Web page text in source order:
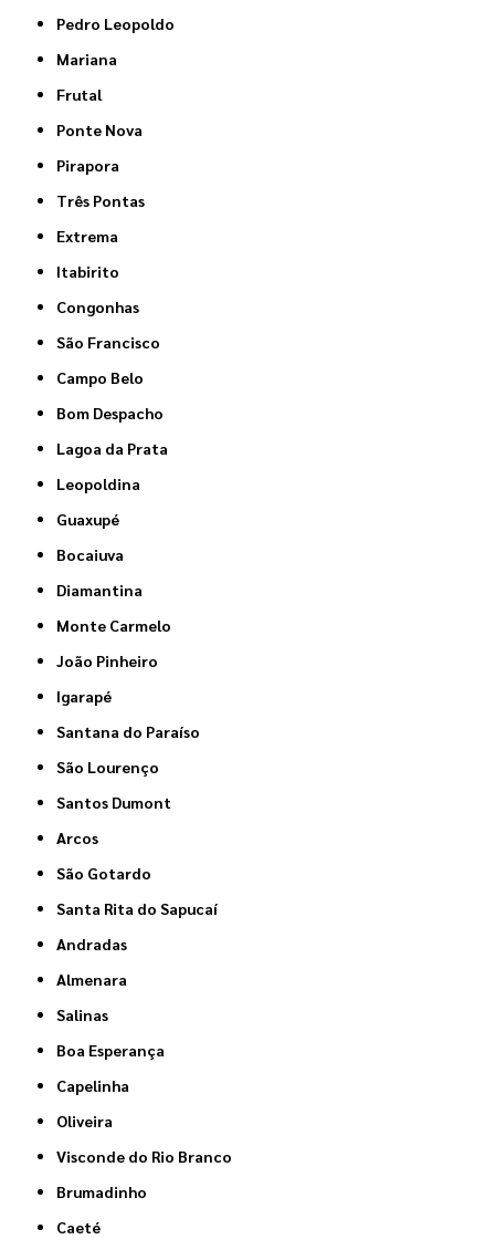
Pedro Leopoldo
Mariana
Frutal
Ponte Nova
Pirapora
Três Pontas
Extrema
Itabirito
Congonhas
São Francisco
Campo Belo
Bom Despacho
Lagoa da Prata
Leopoldina
Guaxupé
Bocaiuva
Diamantina
Monte Carmelo
João Pinheiro
Igarapé
Santana do Paraíso
São Lourenço
Santos Dumont
Arcos
São Gotardo
Santa Rita do Sapucaí
Andradas
Almenara
Salinas
Boa Esperança
Capelinha
Oliveira
Visconde do Rio Branco
Brumadinho
Caeté